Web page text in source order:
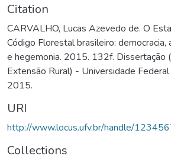
Citation
CARVALHO, Lucas Azevedo de. O
Código Florestal brasileiro: democracia,
e hegemonia. 2015. 132f. Dissertação
Extensão Rural) - Universidade
2015.
URI
http://www.locus.ufv.br/handle/
Collections